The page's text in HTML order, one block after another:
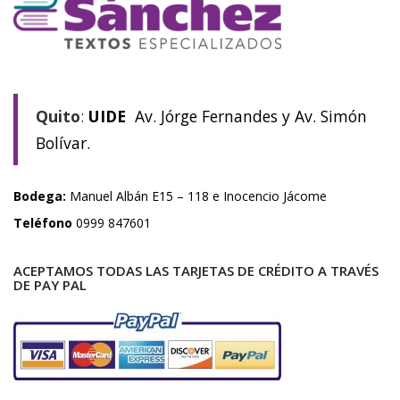
Quito: UIDE Av. Jórge Fernandes y Av. Simón
Bolívar.
Bodega: Manuel Albán E15 – 118 e Inocencio Jácome
Teléfono 0999 847601
ACEPTAMOS TODAS LAS TARJETAS DE CRÉDITO A TRAVÉS
DE PAY PAL